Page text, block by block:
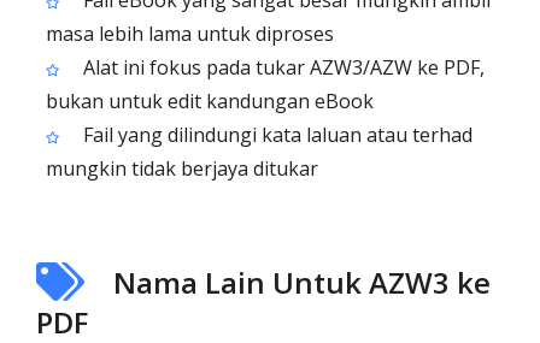
masa lebih lama untuk diproses
Alat ini fokus pada tukar AZW3/AZW ke PDF,
bukan untuk edit kandungan eBook
Fail yang dilindungi kata laluan atau terhad
mungkin tidak berjaya ditukar
Nama Lain Untuk AZW3 ke
PDF